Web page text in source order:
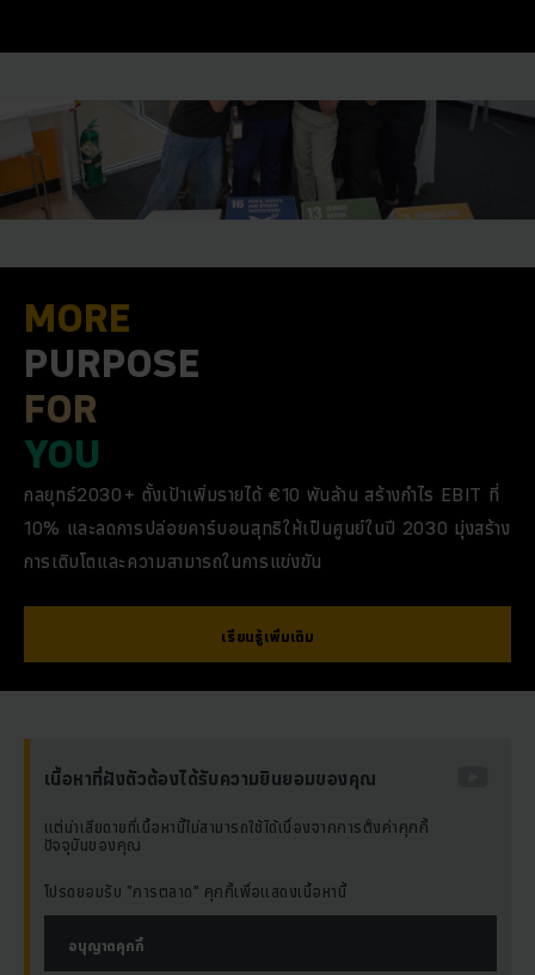
MORE
MORE
PURPOSE
FOR
YOU
กลยุทธ์2030+ ตั้งเป้าเพิ่มรายได้ €10 พันล้าน สร้างกำไร EBIT ที่
10% และลดการปล่อยคาร์บอนสุทธิให้เป็นศูนย์ในปี 2030 มุ่งสร้าง
การเติบโตและความสามารถในการแข่งขัน
เรียนรู้เพิ่มเติม
เนื้อหาที่ฝังตัวต้องได้รับความยินยอมของคุณ
แต่น่าเสียดายที่เนื้อหานี้ไม่สามารถใช้ได้เนื่องจากการตั้งค่าคุกกี้
ปัจจุบันของคุณ
โปรดยอมรับ "การตลาด" คุกกี้เพื่อแสดงเนื้อหานี้
อนุญาตคุกกี้